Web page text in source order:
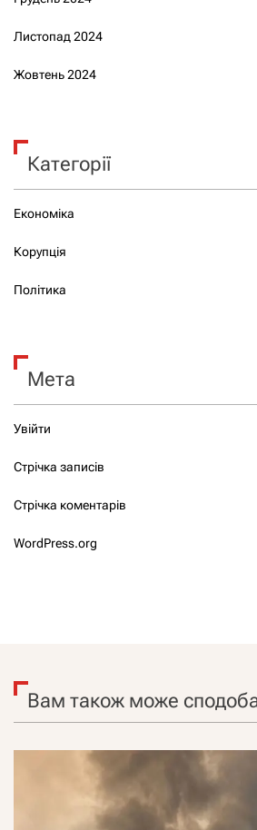
Листопад 2024
Жовтень 2024
Категорії
Економіка
Корупція
Політика
Мета
Увійти
Стрічка записів
Стрічка коментарів
WordPress.org
Вам також може